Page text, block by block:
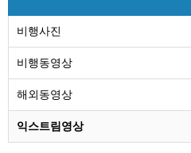
비행사진
비행동영상
해외동영상
익스트림영상